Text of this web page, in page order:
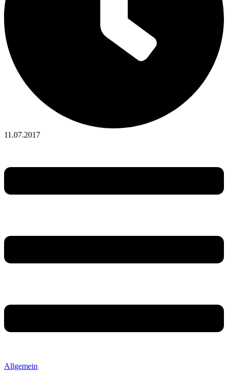
11.07.2017
Allgemein